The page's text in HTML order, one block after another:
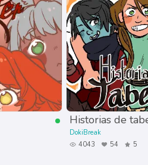
Historias de
DokiBreak
4043
54 5